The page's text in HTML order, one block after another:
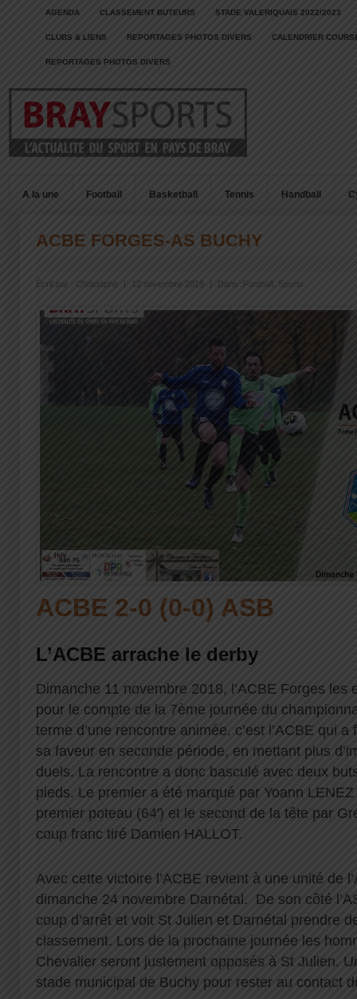
AGENDA CLASSEMENT BUTEURS STADE VALERIQUAIS 2022/2023
CLUBS & LIENS REPORTAGES PHOTOS DIVERS CALENDRIER
REPORTAGES PHOTOS DIVERS
A la une Football Basketball Tennis Handball
ACBE FORGES-AS BUCHY
Écrit par : Christophe 12 novembre 2018 Dans : Football Sports
ACBE 2-0 (0-0) ASB
L’ACBE arrache le derby
Dimanche 11 novembre 2018, l’ACBE Forges les
pour le compte de la 7ème journée du
terme d’une rencontre animée, c’est l’ACBE qui
sa faveur en seconde période, en mettant plus
duels. La rencontre a donc basculé avec deux
pieds. Le premier a été marqué par Yoann LENEZ
premier poteau (64′) et le second de la tête par
coup franc tiré Damien HALLOT.
Avec cette victoire l’ACBE revient à une unité de
dimanche 24 novembre Darnétal. De son côté
coup d’arrêt et voit St Julien et Darnétal prendre
classement. Lors de la prochaine journée les
Chevalier seront justement opposés à St Julien.
stade municipal de Buchy pour rester au contact